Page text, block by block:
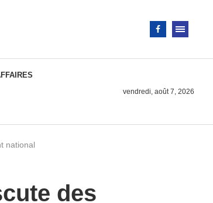
vendredi, août 7, 2026
national
des